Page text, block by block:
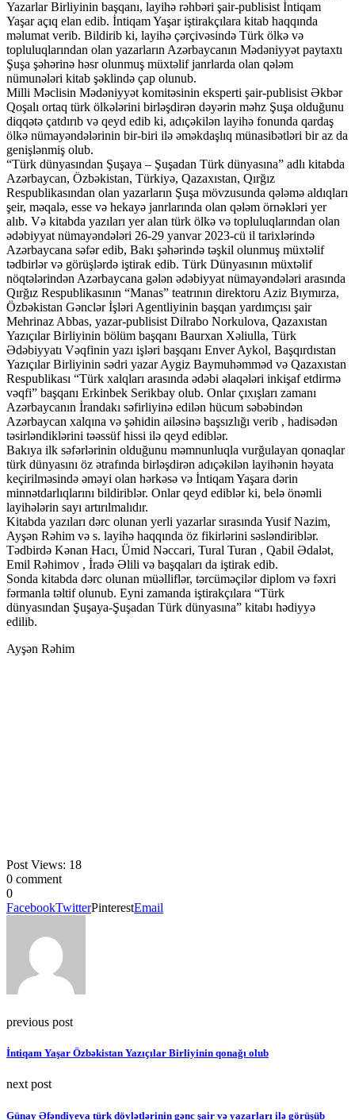
Yazarlar Birliyinin başqanı, layihə rəhbəri şair-publisist İntiqam
Yaşar açıq elan edib. İntiqam Yaşar iştirakçılara kitab haqqında
məlumat verib. Bildirib ki, layihə çərçivəsində Türk ölkə və
topluluqlarından olan yazarların Azərbaycanın Mədəniyyət paytaxtı
Şuşa şəhərinə həsr olunmuş müxtəlif janrlarda olan qələm
nümunələri kitab şəklində çap olunub.
Milli Məclisin Mədəniyyət komitəsinin eksperti şair-publisist Əkbər
Qoşalı ortaq türk ölkələrini birləşdirən dəyərin məhz Şuşa olduğunu
diqqətə çatdırıb və qeyd edib ki, adıçəkilən layihə fonunda qardaş
ölkə nümayəndələrinin bir-biri ilə əməkdaşlıq münasibətləri bir az da
genişlənmiş olub.
“Türk dünyasından Şuşaya – Şuşadan Türk dünyasına” adlı kitabda
Azərbaycan, Özbəkistan, Türkiyə, Qazaxıstan, Qırğız
Respublikasından olan yazarların Şuşa mövzusunda qələmə aldıqları
şeir, məqalə, esse və hekayə janrlarında olan qələm örnəkləri yer
alıb. Və kitabda yazıları yer alan türk ölkə və topluluqlarından olan
ədəbiyyat nümayəndələri 26-29 yanvar 2023-cü il tarixlərində
Azərbaycana səfər edib, Bakı şəhərində təşkil olunmuş müxtəlif
tədbirlər və görüşlərdə iştirak edib. Türk Dünyasının müxtəlif
nöqtələrindən Azərbaycana gələn ədəbiyyat nümayəndələri arasında
Qırğız Respublikasının “Manas” teatrının direktoru Aziz Bıymırza,
Özbəkistan Gənclər İşləri Agentliyinin başqan yardımçısı şair
Mehrinaz Abbas, yazar-publisist Dilrabo Norkulova, Qazaxıstan
Yazıçılar Birliyinin bölüm başqanı Baurxan Xəliulla, Türk
Ədəbiyyatı Vəqfinin yazı işləri başqanı Enver Aykol, Başqırdıstan
Yazıçılar Birliyinin sədri yazar Aygiz Baymuhəmməd və Qazaxıstan
Respublikası “Türk xalqları arasında ədəbi əlaqələri inkişaf etdirmə
vəqfi” başqanı Erkinbek Serikbay olub. Onlar çıxışları zamanı
Azərbaycanın İrandakı səfirliyinə edilən hücum səbəbindən
Azərbaycan xalqına və şəhidin ailəsinə başsızlığı verib , hadisədən
təsirləndiklərini təəssüf hissi ilə qeyd ediblər.
Bakıya ilk səfərlərinin olduğunu məmnunluqla vurğulayan qonaqlar
türk dünyasını öz ətrafında birləşdirən adıçəkilən layihənin həyata
keçirilməsində əməyi olan hərkəsə və İntiqam Yaşara dərin
minnətdarlıqlarını bildiriblər. Onlar qeyd ediblər ki, belə önəmli
layihələrin sayı artırılmalıdır.
Kitabda yazıları dərc olunan yerli yazarlar sırasında Yusif Nazim,
Ayşən Rəhim və s. layihə haqqında öz fikirlərini səsləndiriblər.
Tədbirdə Kənan Hacı, Ümid Nəccari, Tural Turan , Qabil Ədalət,
Emil Rəhimov , İradə Əlili və başqaları da iştirak edib.
Sonda kitabda dərc olunan müəlliflər, tərcüməçilər diplom və fəxri
fərmanla təltif olunub. Eyni zamanda iştirakçılara “Türk
dünyasından Şuşaya-Şuşadan Türk dünyasına” kitabı hədiyyə
edilib.
Ayşən Rəhim
Post Views: 18
0 comment
0
FacebookTwitterPinterestEmail
previous post
İntiqam Yaşar Özbəkistan Yazıçılar Birliyinin qonağı olub
next post
Günay Əfəndiyeva türk dövlətlərinin gənc şair və yazarları ilə görüşüb